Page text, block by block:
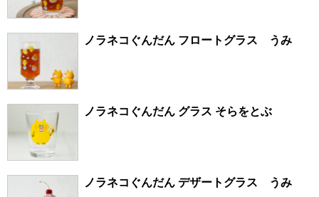
ノラネコぐんだん フロートグラス うみ
ノラネコぐんだん グラス そらをとぶ
ノラネコぐんだん デザートグラス うみ